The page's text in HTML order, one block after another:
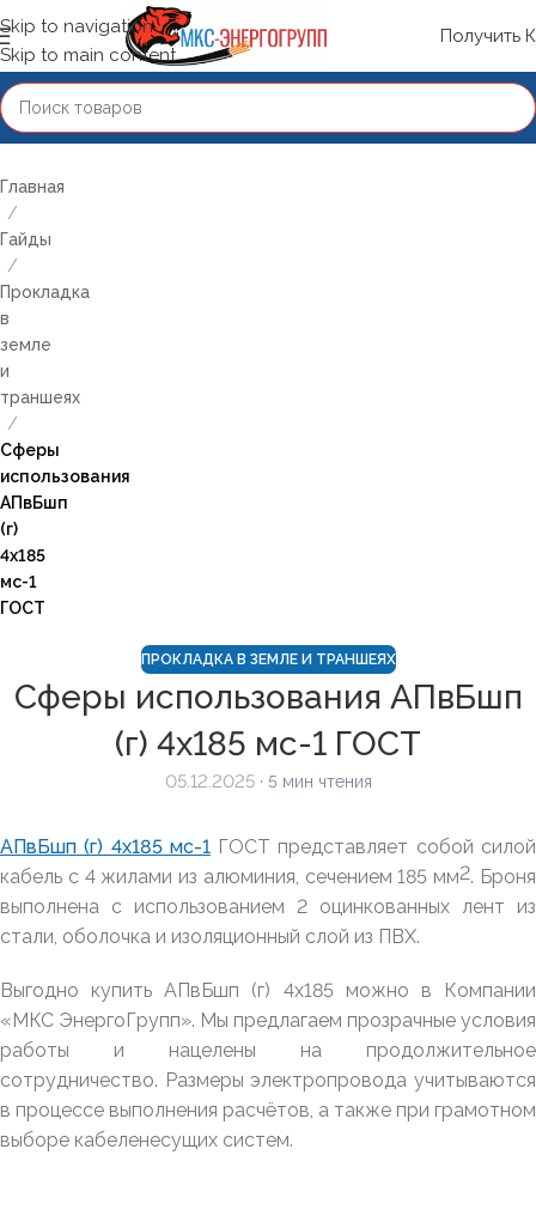
Skip to navigation
Skip to main content
Получить
Главная
/
Гайды
/
Прокладка
в
земле
и
траншеях
/
Сферы
использования
АПвБшп
(г)
4х185
мс-1
ГОСТ
ПРОКЛАДКА В ЗЕМЛЕ И ТРАНШЕЯХ
Сферы использования АПвБшп
(г) 4х185 мс-1 ГОСТ
05.12.2025· 5 мин чтения
АПвБшп (г) 4х185 мс-1ГОСТ представляет собой силой
кабель с 4 жилами из алюминия, сечением 185 мм2. Броня
выполнена с использованием 2 оцинкованных лент из
стали, оболочка и изоляционный слой из ПВХ.
Выгодно купить АПвБшп (г) 4х185 можно в Компании
«МКС ЭнергоГрупп». Мы предлагаем прозрачные условия
работы и нацелены на продолжительное
сотрудничество. Размеры электропровода учитываются
в процессе выполнения расчётов, а также при грамотном
выборе кабеленесущих систем.